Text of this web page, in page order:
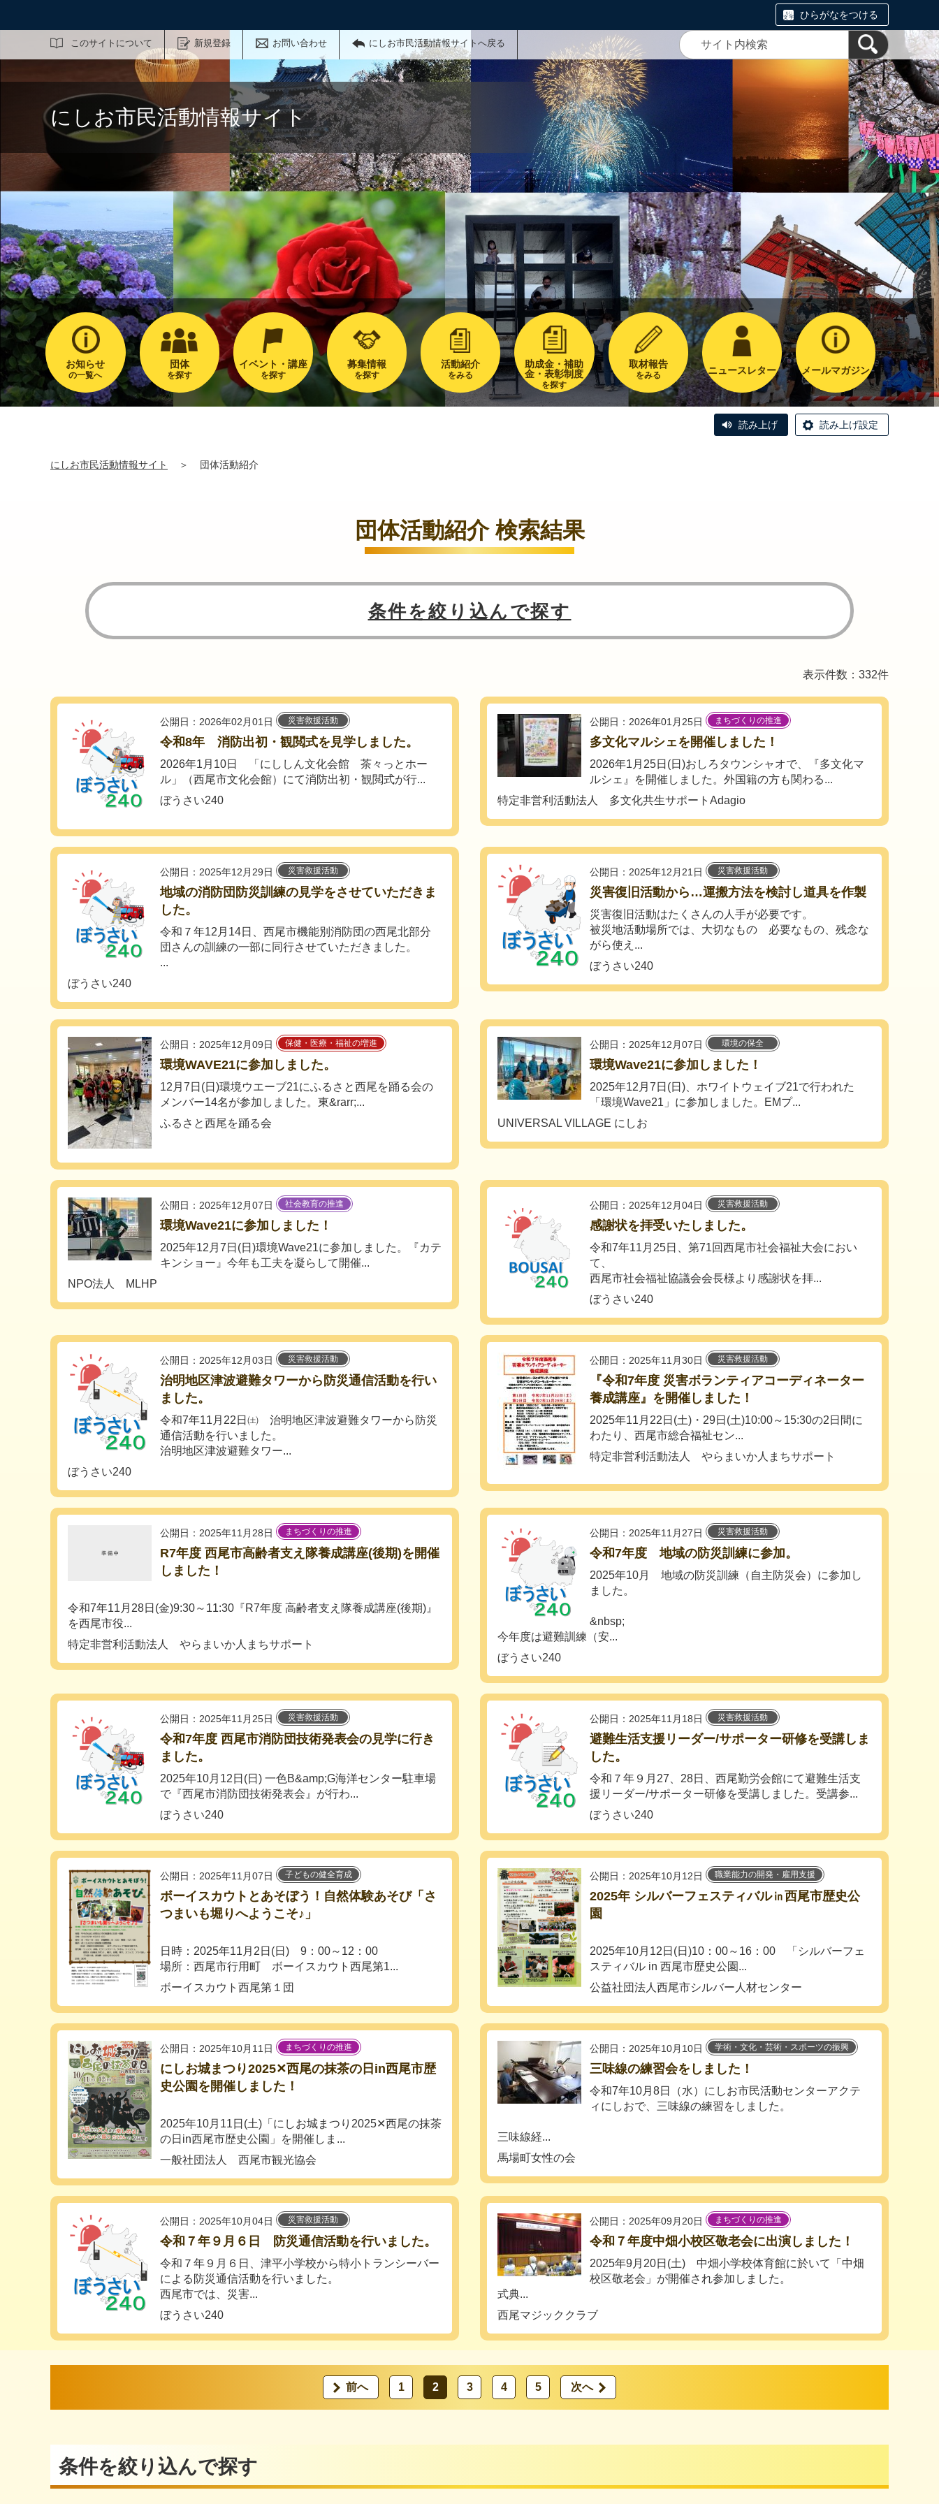
ひらがなをつける
このサイトについて 新規登録 お問い合わせ にしお市民活動情報サイトへ戻る
サイト内検索
にしお市民活動情報サイト
お知らせ
の一覧へ
団体
を探す
イベント・講座
を探す
募集情報
を探す
活動紹介
をみる
助成金・補助
金・表彰制度
を探す
取材報告
をみる ニュースレター メールマガジン
読み上げ 読み上げ設定
にしお市民活動情報サイト ＞ 団体活動紹介
団体活動紹介 検索結果
条件を絞り込んで探す
表示件数：332件
公開日：2026年02月01日 災害救援活動
令和8年 消防出初・観閲式を見学しました。
2026年1月10日 「にししん文化会館 茶々っとホー
ル」（西尾市文化会館）にて消防出初・観閲式が行...
ぼうさい240
公開日：2026年01月25日 まちづくりの推進
多文化マルシェを開催しました！
2026年1月25日(日)おしろタウンシャオで、『多文化マ
ルシェ』を開催しました。外国籍の方も関わる...
特定非営利活動法人 多文化共生サポートAdagio
公開日：2025年12月29日 災害救援活動
地域の消防団防災訓練の見学をさせていただきま
した。
令和７年12月14日、西尾市機能別消防団の西尾北部分
団さんの訓練の一部に同行させていただきました。
...
ぼうさい240
公開日：2025年12月21日 災害救援活動
災害復旧活動から…運搬方法を検討し道具を作製
災害復旧活動はたくさんの人手が必要です。
被災地活動場所では、大切なもの 必要なもの、残念な
がら使え...
ぼうさい240
公開日：2025年12月09日 保健・医療・福祉の増進
環境WAVE21に参加しました。
12月7日(日)環境ウエーブ21にふるさと西尾を踊る会の
メンバー14名が参加しました。東&rarr;...
ふるさと西尾を踊る会
公開日：2025年12月07日 環境の保全
環境Wave21に参加しました！
2025年12月7日(日)、ホワイトウェイブ21で行われた
「環境Wave21」に参加しました。EMプ...
UNIVERSAL VILLAGE にしお
公開日：2025年12月07日 社会教育の推進
環境Wave21に参加しました！
2025年12月7日(日)環境Wave21に参加しました。『カテ
キンショー』今年も工夫を凝らして開催...
NPO法人 MLHP
公開日：2025年12月04日 災害救援活動
感謝状を拝受いたしました。
令和7年11月25日、第71回西尾市社会福祉大会におい
て、
西尾市社会福祉協議会会長様より感謝状を拝...
ぼうさい240
公開日：2025年12月03日 災害救援活動
治明地区津波避難タワーから防災通信活動を行い
ました。
令和7年11月22日㈯ 治明地区津波避難タワーから防災
通信活動を行いました。
治明地区津波避難タワー...
ぼうさい240
公開日：2025年11月30日 災害救援活動
『令和7年度 災害ボランティアコーディネーター
養成講座』を開催しました！
2025年11月22日(土)・29日(土)10:00～15:30の2日間に
わたり、西尾市総合福祉セン...
特定非営利活動法人 やらまいか人まちサポート
公開日：2025年11月28日 まちづくりの推進
R7年度 西尾市高齢者支え隊養成講座(後期)を開催
しました！
令和7年11月28日(金)9:30～11:30『R7年度 高齢者支え隊養成講座(後期)』
を西尾市役...
特定非営利活動法人 やらまいか人まちサポート
公開日：2025年11月27日 災害救援活動
令和7年度 地域の防災訓練に参加。
2025年10月 地域の防災訓練（自主防災会）に参加し
ました。
&nbsp;
今年度は避難訓練（安...
ぼうさい240
公開日：2025年11月25日 災害救援活動
令和7年度 西尾市消防団技術発表会の見学に行き
ました。
2025年10月12日(日) 一色B&amp;G海洋センター駐車場
で『西尾市消防団技術発表会』が行わ...
ぼうさい240
公開日：2025年11月18日 災害救援活動
避難生活支援リーダー/サポーター研修を受講しま
した。
令和７年９月27、28日、西尾勤労会館にて避難生活支
援リーダー/サポーター研修を受講しました。受講参...
ぼうさい240
公開日：2025年11月07日 子どもの健全育成
ボーイスカウトとあそぼう！自然体験あそび「さ
つまいも堀りへようこそ♪」
日時：2025年11月2日(日) 9：00～12：00
場所：西尾市行用町 ボーイスカウト西尾第1...
ボーイスカウト西尾第１団
公開日：2025年10月12日 職業能力の開発・雇用支援
2025年 シルバーフェスティバル㏌西尾市歴史公
園
2025年10月12日(日)10：00～16：00 「シルバーフェ
スティバル in 西尾市歴史公園...
公益社団法人西尾市シルバー人材センター
公開日：2025年10月11日 まちづくりの推進
にしお城まつり2025✕西尾の抹茶の日in西尾市歴
史公園を開催しました！
2025年10月11日(土)「にしお城まつり2025✕西尾の抹茶
の日in西尾市歴史公園」を開催しま...
一般社団法人 西尾市観光協会
公開日：2025年10月10日 学術・文化・芸術・スポーツの振興
三味線の練習会をしました！
令和7年10月8日（水）にしお市民活動センターアクテ
ィにしおで、三味線の練習をしました。
三味線経...
馬場町女性の会
公開日：2025年10月04日 災害救援活動
令和７年９月６日 防災通信活動を行いました。
令和７年９月６日、津平小学校から特小トランシーバー
による防災通信活動を行いました。
西尾市では、災害...
ぼうさい240
公開日：2025年09月20日 まちづくりの推進
令和７年度中畑小校区敬老会に出演しました！
2025年9月20日(土) 中畑小学校体育館に於いて「中畑
校区敬老会」が開催され参加しました。
式典...
西尾マジッククラブ
前へ 1 2 3 4 5 次へ
条件を絞り込んで探す